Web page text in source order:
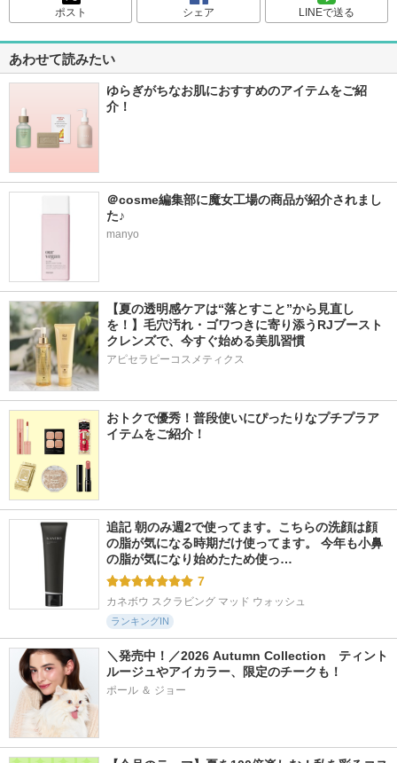
ポスト シェア LINEで送る
あわせて読みたい
ゆらぎがちなお肌におすすめのアイテムをご紹
介！
＠cosme編集部に魔女工場の商品が紹介されまし
た♪
manyo
【夏の透明感ケアは“落とすこと”から見直し
を！】毛穴汚れ・ゴワつきに寄り添うRJブースト
クレンズで、今すぐ始める美肌習慣
アピセラピーコスメティクス
おトクで優秀！普段使いにぴったりなプチプラア
イテムをご紹介！
追記 朝のみ週2で使ってます。こちらの洗顔は顔
の脂が気になる時期だけ使ってます。 今年も小鼻
の脂が気になり始めたため使っ…
7
カネボウ スクラビング マッド ウォッシュ
ランキングIN
＼発売中！／2026 Autumn Collection　ティント
ルージュやアイカラー、限定のチークも！
ポール ＆ ジョー